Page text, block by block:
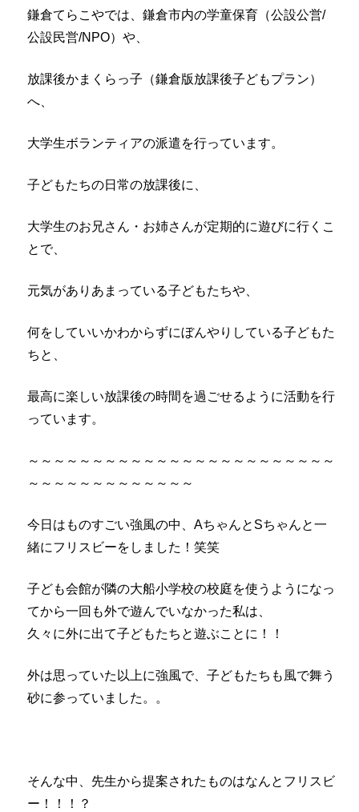
鎌倉てらこやでは、鎌倉市内の学童保育（公設公営/
公設民営/NPO）や、
放課後かまくらっ子（鎌倉版放課後子どもプラン）
へ、
大学生ボランティアの派遣を行っています。
子どもたちの日常の放課後に、
大学生のお兄さん・お姉さんが定期的に遊びに行くこ
とで、
元気がありあまっている子どもたちや、
何をしていいかわからずにぼんやりしている子どもた
ちと、
最高に楽しい放課後の時間を過ごせるように活動を行
っています。
～～～～～～～～～～～～～～～～～～～～～～～～
～～～～～～～～～～～～～
今日はものすごい強風の中、AちゃんとSちゃんと一
緒にフリスビーをしました！笑笑
子ども会館が隣の大船小学校の校庭を使うようになっ
てから一回も外で遊んでいなかった私は、
久々に外に出て子どもたちと遊ぶことに！！
外は思っていた以上に強風で、子どもたちも風で舞う
砂に参っていました。。
そんな中、先生から提案されたものはなんとフリスビ
ー！！！？